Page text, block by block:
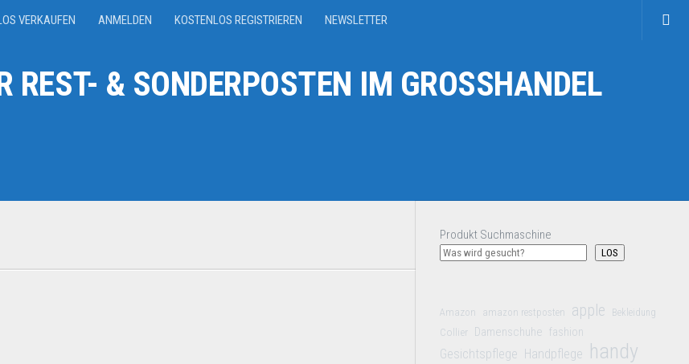
VERKAUFEN ANMELDEN KOSTENLOS REGISTRIEREN NEWSLETTER
& SONDERPOSTEN IM GROSSHANDEL
Produkt Suchmaschine
LOS
Amazon amazon restposten apple Bekleidung
Collier Damenschuhe fashion
Gesichtspflege Handpflege handy